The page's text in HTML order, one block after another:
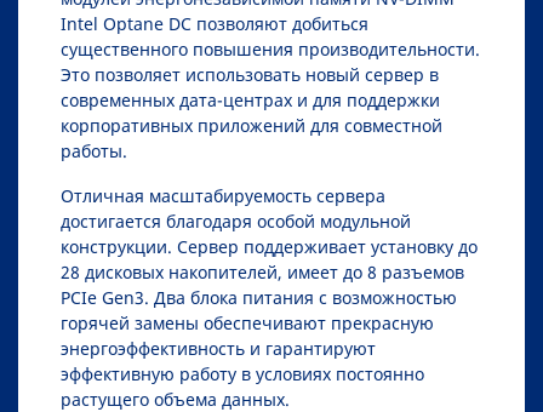
Intel Optane DC позволяют добиться
существенного повышения производительности.
Это позволяет использовать новый сервер в
современных дата-центрах и для поддержки
корпоративных приложений для совместной
работы.
Отличная масштабируемость сервера
достигается благодаря особой модульной
конструкции. Сервер поддерживает установку до
28 дисковых накопителей, имеет до 8 разъемов
PCIe Gen3. Два блока питания с возможностью
горячей замены обеспечивают прекрасную
энергоэффективность и гарантируют
эффективную работу в условиях постоянно
растущего объема данных.